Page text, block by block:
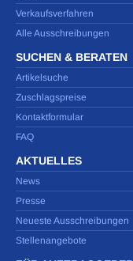
Verkaufsverfahren
Alle Ausschreibungen
SUCHEN & BERATEN
Artikelsuche
Zuschlagspreise
Kontaktformular
FAQ
AKTUELLES
News
Presse
Neueste Ausschreibungen
Stellenangebote